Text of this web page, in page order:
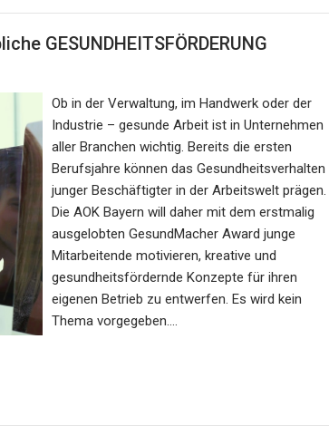
GESUNDHEITSFÖRDERUNG
Ob in der Verwaltung, im Handwerk oder der
Industrie – gesunde Arbeit ist in Unternehmen
aller Branchen wichtig. Bereits die ersten
Berufsjahre können das Gesundheitsverhalten
junger Beschäftigter in der Arbeitswelt prägen.
Die AOK Bayern will daher mit dem erstmalig
ausgelobten GesundMacher Award junge
Mitarbeitende motivieren, kreative und
gesundheitsfördernde Konzepte für ihren
eigenen Betrieb zu entwerfen. Es wird kein
Thema vorgegeben.…